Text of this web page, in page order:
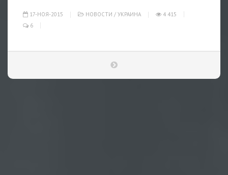
17-НОЯ-2015 НОВОСТИ / УКРАИНА
4 415
6